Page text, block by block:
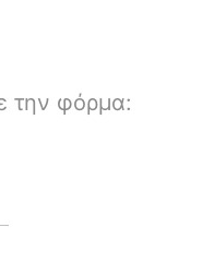
την φόρμα: